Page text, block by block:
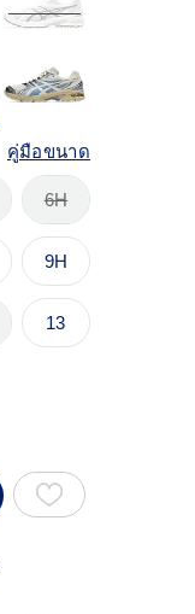
คู่มือขนาด
6H
9H
13